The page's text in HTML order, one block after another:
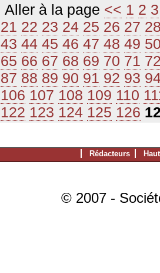
Aller à la page << 1 2 3
21 22 23 24 25 26 27
43 44 45 46 47 48 49
65 66 67 68 69 70 71
87 88 89 90 91 92 93
106 107 108 109 110
122 123 124 125 126
Rédacteurs
© 2007 -